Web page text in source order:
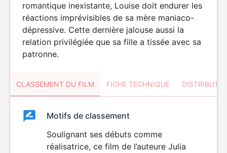
romantique inexistante, Louise doit endurer les
réactions imprévisibles de sa mère maniaco-
dépressive. Cette dernière jalouse aussi la
relation privilégiée que sa fille a tissée avec sa
patronne.
CLASSEMENT DU FILM FICHE TECHNIQUE
ClassementClassement
Motifs de classement
Soulignant ses débuts comme
réalisatrice, ce film de l’auteure Julia